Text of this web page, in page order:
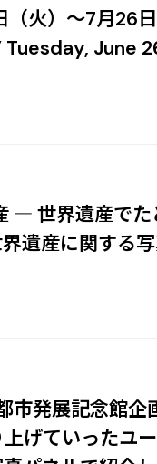
（火）～7月26
June
― 世界遺産で
遺産に関する写
市発展記念館企
げていったユ